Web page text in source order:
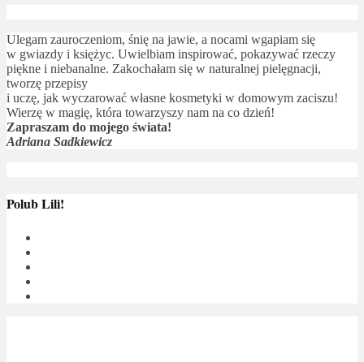
Ulegam zauroczeniom, śnię na jawie, a nocami wgapiam się
w gwiazdy i księżyc. Uwielbiam inspirować, pokazywać rzeczy
piękne i niebanalne. Zakochałam się w naturalnej pielęgnacji,
tworzę przepisy
i uczę, jak wyczarować własne kosmetyki w domowym zaciszu!
Wierzę w magię, która towarzyszy nam na co dzień!
Zapraszam do mojego świata!
Adriana Sadkiewicz
Polub Lili!